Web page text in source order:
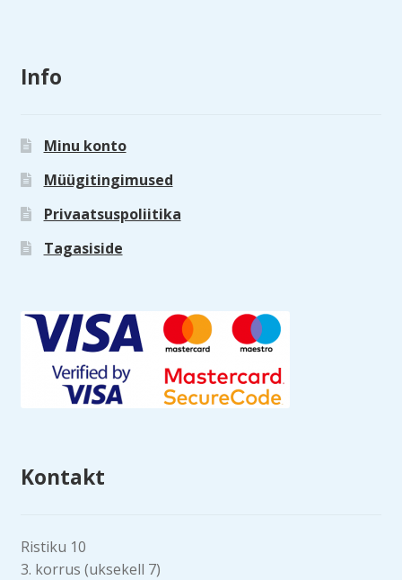
Info
Minu konto
Müügitingimused
Privaatsuspoliitika
Tagasiside
Kontakt
Ristiku 10
3. korrus (uksekell 7)